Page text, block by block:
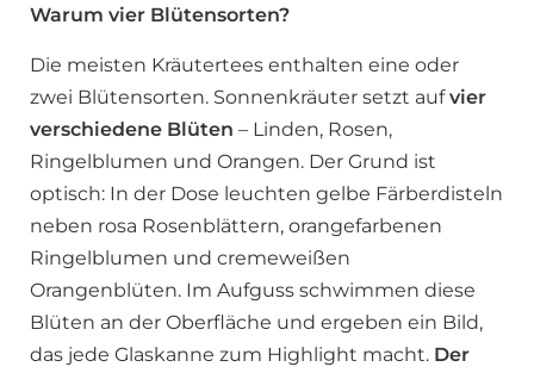
Warum vier Blütensorten?
Die meisten Kräutertees enthalten eine oder
zwei Blütensorten. Sonnenkräuter setzt aufvier
verschiedene Blüten – Linden, Rosen,
Ringelblumen und Orangen. Der Grund ist
optisch: In der Dose leuchten gelbe Färberdisteln
neben rosa Rosenblättern, orangefarbenen
Ringelblumen und cremeweißen
Orangenblüten. Im Aufguss schwimmen diese
Blüten an der Oberfläche und ergeben ein Bild,
das jede Glaskanne zum Highlight macht. Der